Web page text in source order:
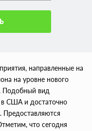
направленные на
на уровне нового
Подобный вид
в США и достаточно
Предоставляются
что сегодня